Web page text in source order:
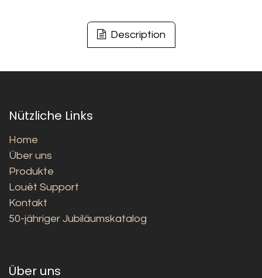
Description
Nützliche Links
Home
Über uns
Produkte
Louët Support
Kontakt
50-jähriger Jubiläumskatalog
Über uns